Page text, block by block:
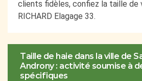
clients fidèles, confiez la taille de
RICHARD Elagage 33.
Taille de haie dans la ville de
Androny : activité soumise à
spécifiques